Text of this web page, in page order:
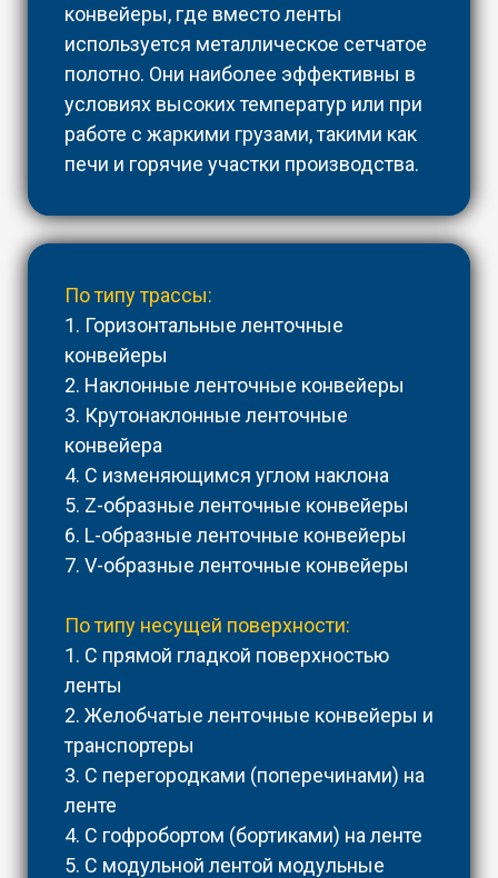
конвейеры, где вместо ленты
используется металлическое сетчатое
полотно. Они наиболее эффективны в
условиях высоких температур или при
работе с жаркими грузами, такими как
печи и горячие участки производства.
По типу трассы:
1. Горизонтальные ленточные
конвейеры
2. Наклонные ленточные конвейеры
3. Крутонаклонные ленточные
конвейера
4. С изменяющимся углом наклона
5. Z-образные ленточные конвейеры
6. L-образные ленточные конвейеры
7. V-образные ленточные конвейеры
По типу несущей поверхности:
1. С прямой гладкой поверхностью
ленты
2. Желобчатые ленточные конвейеры и
транспортеры
3. С перегородками (поперечинами) на
ленте
4. С гофробортом (бортиками) на ленте
5. С модульной лентой модульные